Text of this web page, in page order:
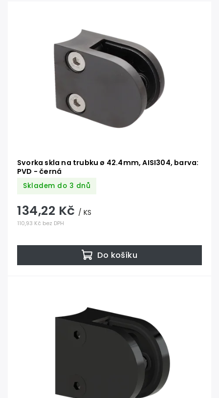
Svorka skla na trubku ø 42.4mm, AISI304, barva:
PVD - černá
Skladem do 3 dnů
110,93 Kč bez DPH
134,22 Kč / KS
Do košíku